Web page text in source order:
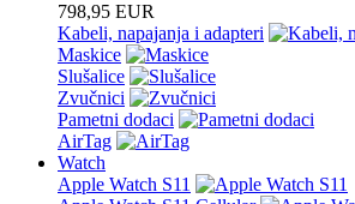
798,95 EUR
Kabeli, napajanja i adapteri
Maskice
Slušalice
Zvučnici
Pametni dodaci
AirTag
Watch
Apple Watch S11